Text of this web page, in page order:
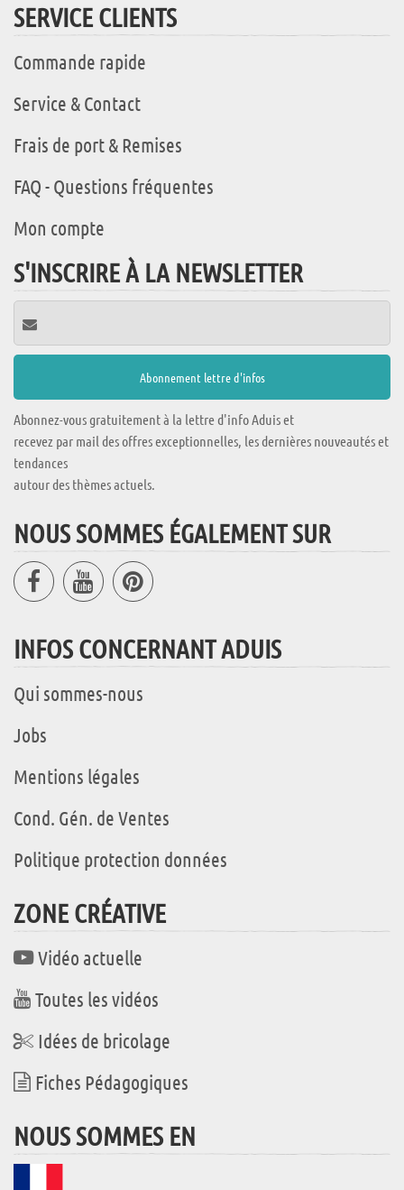
SERVICE CLIENTS
Commande rapide
Service & Contact
Frais de port & Remises
FAQ - Questions fréquentes
Mon compte
S'INSCRIRE À LA NEWSLETTER
Abonnez-vous gratuitement à la lettre d'info Aduis et
recevez par mail des offres exceptionnelles, les dernières nouveautés et
tendances
autour des thèmes actuels.
NOUS SOMMES ÉGALEMENT SUR
INFOS CONCERNANT ADUIS
Qui sommes-nous
Jobs
Mentions légales
Cond. Gén. de Ventes
Politique protection données
ZONE CRÉATIVE
Vidéo actuelle
Toutes les vidéos
Idées de bricolage
Fiches Pédagogiques
NOUS SOMMES EN